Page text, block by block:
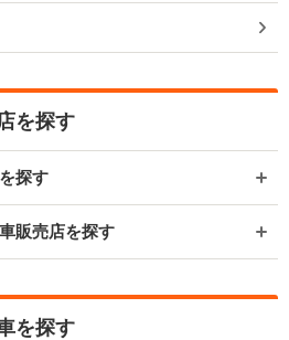
を探す
探す
販売店を探す
を探す